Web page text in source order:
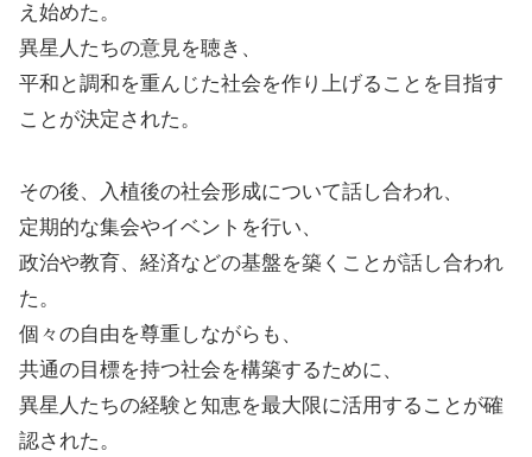
え始めた。
異星人たちの意見を聴き、
平和と調和を重んじた社会を作り上げることを目指す
ことが決定された。
その後、入植後の社会形成について話し合われ、
定期的な集会やイベントを行い、
政治や教育、経済などの基盤を築くことが話し合われ
た。
個々の自由を尊重しながらも、
共通の目標を持つ社会を構築するために、
異星人たちの経験と知恵を最大限に活用することが確
認された。